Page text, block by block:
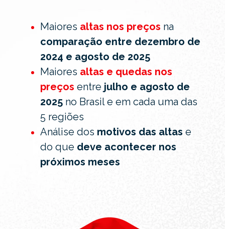
Maiores altas nos preços na
comparação entre dezembro de
2024 e agosto de 2025
Maiores altas e quedas nos
preços entre julho e agosto de
2025 no Brasil e em cada uma das
5 regiões
Análise dos motivos das altas e
do que deve acontecer nos
próximos meses